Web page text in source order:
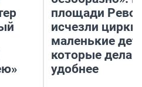
площади
исчезли цирки
маленькие
которые
удобнее